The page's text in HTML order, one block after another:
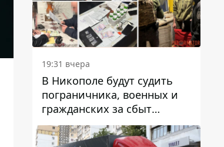
19:31 вчера
В Никополе будут судить
пограничника, военных и
гражданских за сбыт
психотропов